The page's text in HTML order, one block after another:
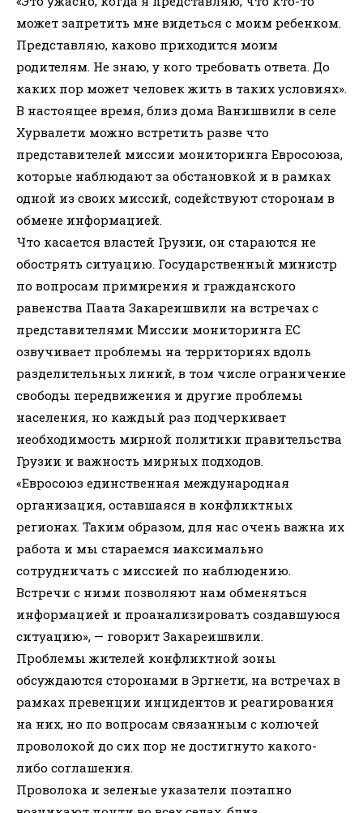
может запретить мне видеться с моим ребенком.
Представляю, каково приходится моим
родителям. Не знаю, у кого требовать ответа. До
каких пор может человек жить в таких условиях».
В настоящее время, близ дома Ванишвили в селе
Хурвалети можно встретить разве что
представителей миссии мониторинга Евросоюза,
которые наблюдают за обстановкой и в рамках
одной из своих миссий, содействуют сторонам в
обмене информацией.
Что касается властей Грузии, он стараются не
обострять ситуацию. Государственный министр
по вопросам примирения и гражданского
равенства Паата Закареишвили на встречах с
представителями Миссии мониторинга ЕС
озвучивает проблемы на территориях вдоль
разделительных линий, в том числе ограничение
свободы передвижения и другие проблемы
населения, но каждый раз подчеркивает
необходимость мирной политики правительства
Грузии и важность мирных подходов.
«Евросоюз единственная международная
организация, оставшаяся в конфликтных
регионах. Таким образом, для нас очень важна их
работа и мы стараемся максимально
сотрудничать с миссией по наблюдению.
Встречи с ними позволяют нам обменяться
информацией и проанализировать создавшуюся
ситуацию», — говорит Закареишвили.
Проблемы жителей конфликтной зоны
обсуждаются сторонами в Эргнети, на встречах в
рамках превенции инцидентов и реагирования
на них, но по вопросам связанным с колючей
проволокой до сих пор не достигнуто какого-
либо соглашения.
Проволока и зеленые указатели поэтапно